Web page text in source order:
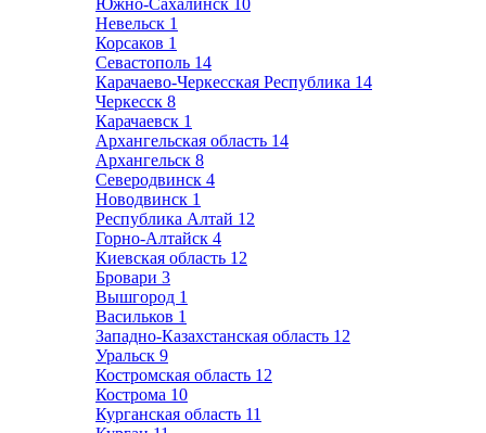
Южно-Сахалинск 10
Невельск 1
Корсаков 1
Севастополь 14
Карачаево-Черкесская Республика 14
Черкесск 8
Карачаевск 1
Архангельская область 14
Архангельск 8
Северодвинск 4
Новодвинск 1
Республика Алтай 12
Горно-Алтайск 4
Киевская область 12
Бровари 3
Вышгород 1
Васильков 1
Западно-Казахстанская область 12
Уральск 9
Костромская область 12
Кострома 10
Курганская область 11